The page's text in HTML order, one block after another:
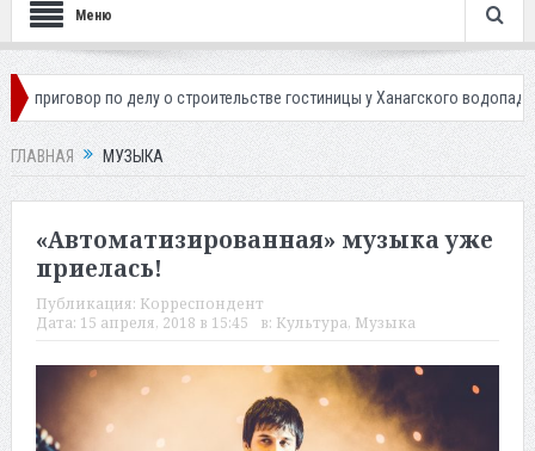
Меню
о строительстве гостиницы у Ханагского водопада Власти
ГЛАВНАЯ МУЗЫКА
«Автоматизированная» музыка уже
приелась!
Публикация: Корреспондент
Дата: 15 апреля, 2018 в 15:45 в: Культура, Музыка